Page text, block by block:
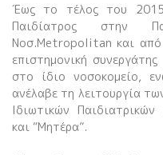
Έως το τέλος του 2015
Παιδίατρος στην
Νοσ.Metropolitan και
επιστημονική
στο ίδιο νοσοκομείο,
ανέλαβε τη λειτουργία
Ιδιωτικών
και “Μητέρα”.